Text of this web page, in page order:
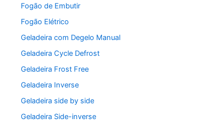
Fogão de Embutir
Fogão Elétrico
Geladeira com Degelo Manual
Geladeira Cycle Defrost
Geladeira Frost Free
Geladeira Inverse
Geladeira side by side
Geladeira Side-inverse